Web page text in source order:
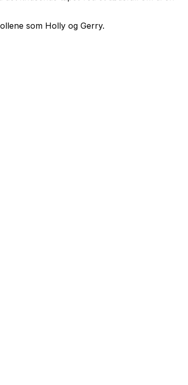
som Holly og Gerry.